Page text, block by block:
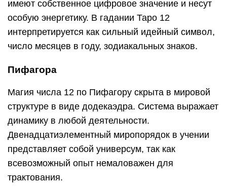
имеют собственное цифровое значение и несут
особую энергетику. В гадании Таро 12
интерпретируется как сильный идейный символ,
число месяцев в году, зодиакальных знаков.
Пифагора
Магия числа 12 по Пифагору скрыта в мировой
структуре в виде додекаэдра. Система выражает
динамику в любой деятельности.
Двенадцатиэлементный миропорядок в учении
представляет собой универсум, так как
всевозможный опыт немаловажен для
трактования.